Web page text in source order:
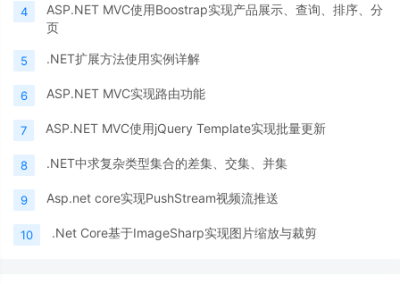
4
ASP.NET MVC使用Boostrap实现产品展示、查询、排序、分
页
5 .NET扩展方法使用实例详解
6 ASP.NET MVC实现路由功能
7 ASP.NET MVC使用jQuery Template实现批量更新
8 .NET中求复杂类型集合的差集、交集、并集
9 Asp.net core实现PushStream视频流推送
10 .Net Core基于ImageSharp实现图片缩放与裁剪